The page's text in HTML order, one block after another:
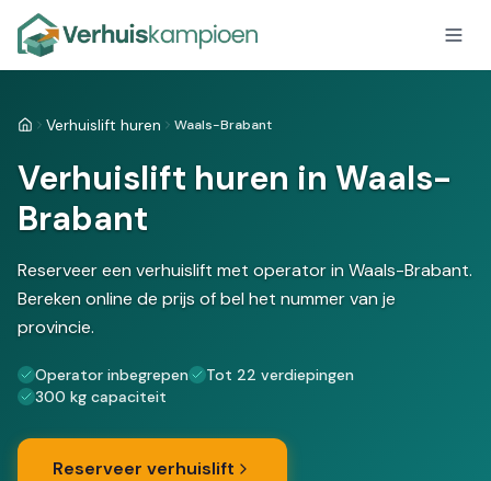
HomeVerhuislift huren Waals-Brabant
Verhuislift huren in Waals-
Brabant
Reserveer een verhuislift met operator in Waals-Brabant.
Bereken online de prijs of bel het nummer van je
provincie.
Operator inbegrepen
Tot 22 verdiepingen
300 kg capaciteit
Reserveer verhuislift